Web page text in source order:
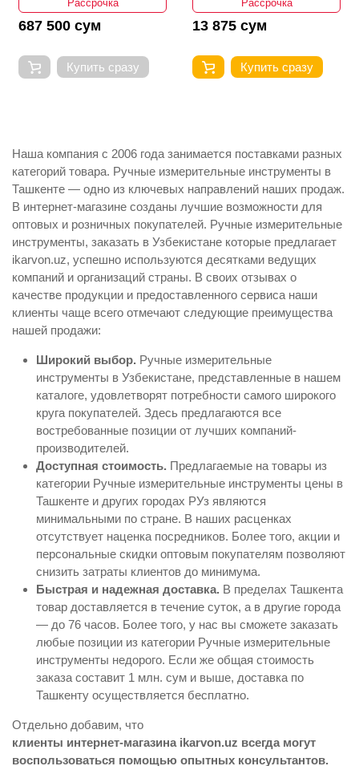
Рассрочка
687 500 сум
Купить сразу
Рассрочка
13 875 сум
Купить сразу
Наша компания с 2006 года занимается поставками разных
категорий товара. Ручные измерительные инструменты в
Ташкенте — одно из ключевых направлений наших продаж.
В интернет-магазине созданы лучшие возможности для
оптовых и розничных покупателей. Ручные измерительные
инструменты, заказать в Узбекистане которые предлагает
ikarvon.uz, успешно используются десятками ведущих
компаний и организаций страны. В своих отзывах о
качестве продукции и предоставленного сервиса наши
клиенты чаще всего отмечают следующие преимущества
нашей продажи:
Широкий выбор. Ручные измерительные
инструменты в Узбекистане, представленные в нашем
каталоге, удовлетворят потребности самого широкого
круга покупателей. Здесь предлагаются все
востребованные позиции от лучших компаний-
производителей.
Доступная стоимость. Предлагаемые на товары из
категории Ручные измерительные инструменты цены в
Ташкенте и других городах РУз являются
минимальными по стране. В наших расценках
отсутствует наценка посредников. Более того, акции и
персональные скидки оптовым покупателям позволяют
снизить затраты клиентов до минимума.
Быстрая и надежная доставка. В пределах Ташкента
товар доставляется в течение суток, а в другие города
— до 76 часов. Более того, у нас вы сможете заказать
любые позиции из категории Ручные измерительные
инструменты недорого. Если же общая стоимость
заказа составит 1 млн. сум и выше, доставка по
Ташкенту осуществляется бесплатно.
Отдельно добавим, что
клиенты интернет-магазина ikarvon.uz всегда могут
воспользоваться помощью опытных консультантов.